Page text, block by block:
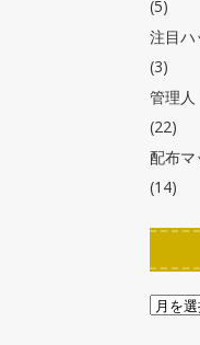
(5)
注目ハ
(3)
管理人
(22)
配布マ
(14)